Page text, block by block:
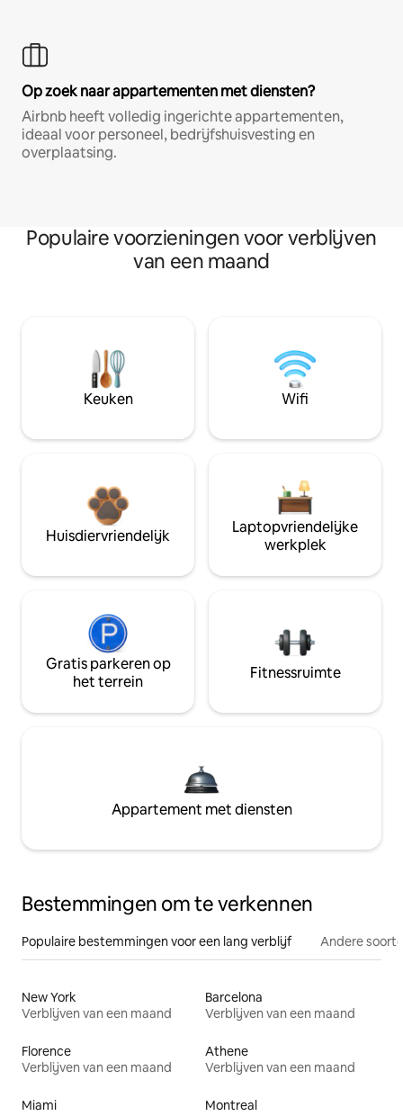
Op zoek naar appartementen met diensten?
Airbnb heeft volledig ingerichte appartementen,
ideaal voor personeel, bedrijfshuisvesting en
overplaatsing.
Populaire voorzieningen voor verblijven
van een maand
Keuken Wifi
Huisdiervriendelijk
Laptopvriendelijke
werkplek
Gratis parkeren op
het terrein
Fitnessruimte
Appartement met diensten
Bestemmingen om te verkennen
Populaire bestemmingen voor een lang verblijf Andere
New York
Verblijven van een maand
Barcelona
Verblijven van een maand
Florence
Verblijven van een maand
Athene
Verblijven van een maand
Miami
Montreal